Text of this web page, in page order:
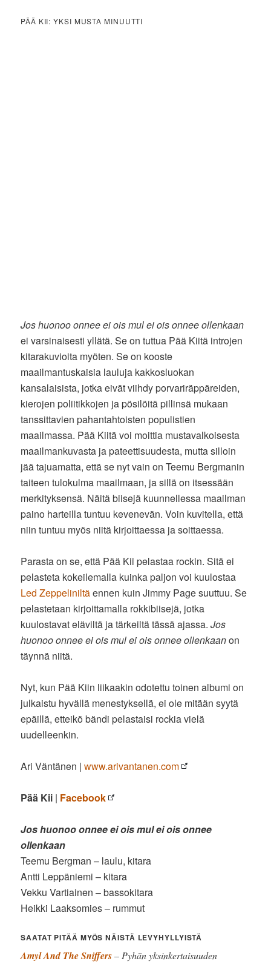
PÄÄ KII: YKSI MUSTA MINUUTTI
Jos huonoo onnee ei ois mul ei ois onnee ollenkaan
ei varsinaisesti yllätä. Se on tuttua Pää Kiitä introjen
kitarakuvioita myöten. Se on kooste
maailmantuskaisia lauluja kakkosluokan
kansalaisista, jotka eivät viihdy porvariräppäreiden,
kierojen poliitikkojen ja pösilöitä pillinsä mukaan
tanssittavien pahantahtoisten populistien
maailmassa. Pää Kiitä voi moittia mustavalkoisesta
maailmankuvasta ja pateettisuudesta, mutta silloin
jää tajuamatta, että se nyt vain on Teemu Bergmanin
taiteen tulokulma maailmaan, ja sillä on itsessään
merkityksensä. Näitä biisejä kuunnellessa maailman
paino harteilla tuntuu kevenevän. Voin kuvitella, että
niin tuntuu myös niitä kirjoittaessa ja soittaessa.
Parasta on se, että Pää Kii pelastaa rockin. Sitä ei
pelasteta kokeilemalla kuinka paljon voi kuulostaa
Led Zeppeliniltäennen kuin Jimmy Page suuttuu. Se
pelastetaan kirjoittamalla rokkibiisejä, jotka
kuulostavat eläviltä ja tärkeiltä tässä ajassa.Jos
huonoo onnee ei ois mul ei ois onnee ollenkaanon
täynnä niitä.
Nyt, kun Pää Kiin liikaakin odotettu toinen albumi on
julkaistu hyvällä menestyksellä, ei ole mitään syytä
epäillä, etteikö bändi pelastaisi rockia vielä
uudelleenkin.
Ari Väntänen |www.arivantanen.com
Pää Kii | Facebook
Jos huonoo onnee ei ois mul ei ois onnee
ollenkaan
Teemu Bergman – laulu, kitara
Antti Leppäniemi – kitara
Vekku Vartiainen – bassokitara
Heikki Laaksomies – rummut
SAATAT PITÄÄ MYÖS NÄISTÄ LEVYHYLLYISTÄ
Amyl And The Sniffers– Pyhän yksinkertaisuuden